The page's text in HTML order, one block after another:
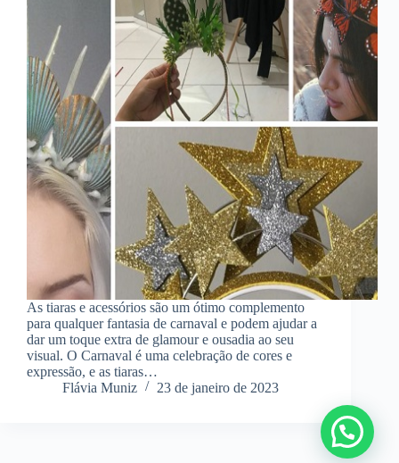
As tiaras e acessórios são um ótimo complemento
para qualquer fantasia de carnaval e podem ajudar a
dar um toque extra de glamour e ousadia ao seu
visual. O Carnaval é uma celebração de cores e
expressão, e as tiaras…
Flávia Muniz
23 de janeiro de 2023